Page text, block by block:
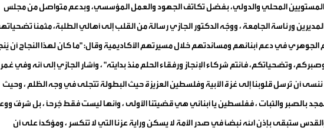
المحلي والدولي، بفضل تكاتف الجهود والعمل المؤسسي، وبدعم متواصل من مجلس
المديرين ورئاسة الجامعة ، ووجّه الدكتور الجازي رسالة من القلب إلى أهالي الطلبة، مثمنًا
الجوهري في دعم أبنائهم ومساندتهم خلال مسيرتهم الأكاديمية وقال: "ما كان لهذا النجاح أن
وتضحياتكم، فأنتم شركاء الإنجاز ورفقاء الحلم منذ بدايته"، وأشار الجازي إلى أنه وفي
ننسى أن نُرسل قلوبنا إلى غزة الأبية وفلسطين العزيزة حيث البطولة تتجلى في وجه الظلم ، وحيث
بالصبر والثبات ، ففلسطين يا أبنائي هي قضيتنا الأولى ، وأنها ليست فقط جُرحاً ، بل شرفٌ
ستبقى بإذن الله نبضاً في صدر الأمة لا يسكن وراية عزنا التي لا تنكسر ، ومؤكداً على أن